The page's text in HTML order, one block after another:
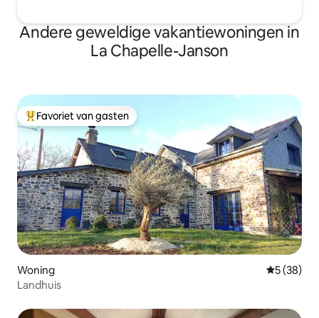
Andere geweldige vakantiewoningen in
La Chapelle-Janson
Topfavoriet van gasten
Favoriet van gasten
Woning
5 (38)
Landhuis